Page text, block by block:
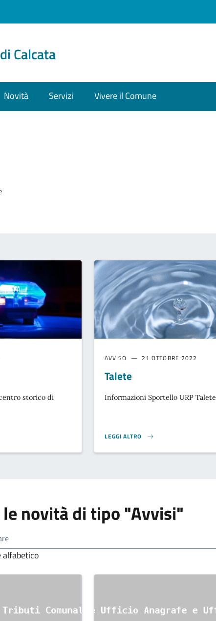
Calcata
Novità Servizi Vivere il Comune
storico di
AVVISO 21 OTTOBRE 2022
Talete
Informazioni Sportello URP Talete
LEGGI ALTRO
TALETE}
novità di tipo "Avvisi"